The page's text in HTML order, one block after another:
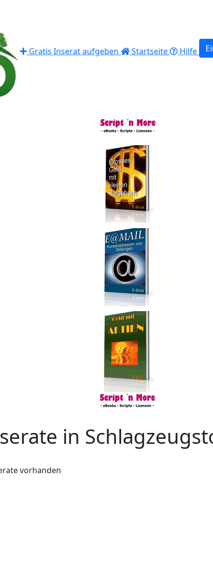
Gratis Inserat aufgeben Startseite Hilfe
in
vorhanden